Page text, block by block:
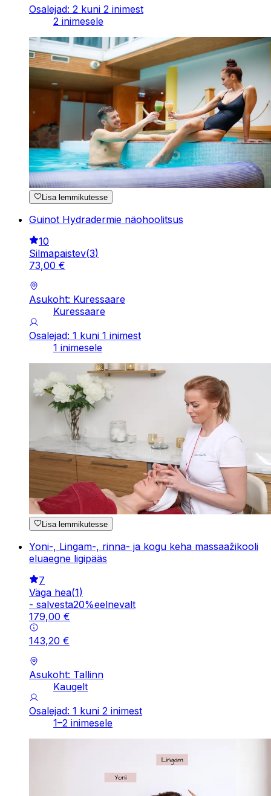
Osalejad: 2 kuni 2 inimest
2 inimesele
Lisa lemmikutesse
Guinot Hydradermie näohoolitsus
10
Silmapaistev(3)
73,00 €
Asukoht: Kuressaare
Kuressaare
Osalejad: 1 kuni 1 inimest
1 inimesele
Lisa lemmikutesse
Yoni-, Lingam-, rinna- ja kogu keha massaažikooli
eluaegne ligipääs
7
Väga hea(1)
- salvesta20%eelnevalt
179,00 €
143,20 €
Asukoht: Tallinn
Kaugelt
Osalejad: 1 kuni 2 inimest
1–2 inimesele